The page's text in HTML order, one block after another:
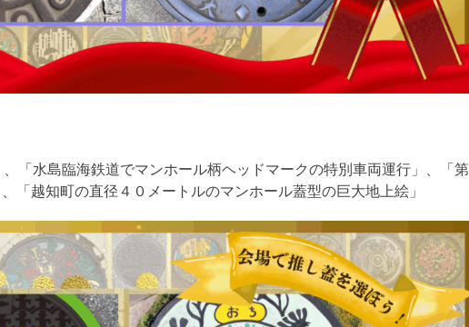
「水島臨海鉄道でマンホール柄ヘッドマークの特別車両運行」、「第
「越知町の直径４０メートルのマンホール蓋型の巨大地上絵」